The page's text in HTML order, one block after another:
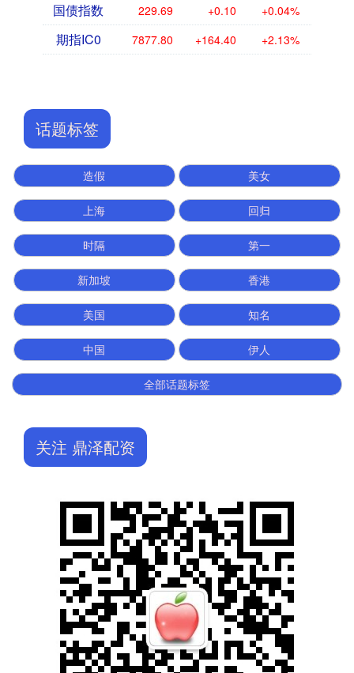
国债指数 229.69 +0.10 +0.04%
期指IC0 7877.80 +164.40 +2.13%
话题标签
造假 美女
上海 回归
时隔 第一
新加坡 香港
美国 知名
中国 伊人
全部话题标签
关注 鼎泽配资